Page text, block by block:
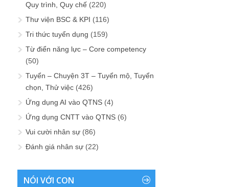
Quy trình, Quy chế (220)
Thư viện BSC & KPI (116)
Tri thức tuyển dụng (159)
Từ điển năng lực – Core competency
(50)
Tuyển – Chuyện 3T – Tuyển mộ, Tuyển
chọn, Thử việc (426)
Ứng dụng AI vào QTNS (4)
Ứng dụng CNTT vào QTNS (6)
Vui cười nhân sự (86)
Đánh giá nhân sự (22)
NÓI VỚI CON